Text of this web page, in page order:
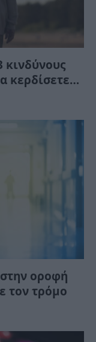
κινδύνους
κερδίσετε
οροφή
τον τρόμο